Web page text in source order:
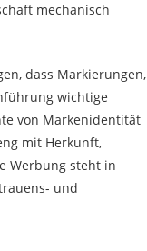
mechanisch
dass Markierungen,
wichtige
von Markenidentität
mit Herkunft,
Werbung steht in
und